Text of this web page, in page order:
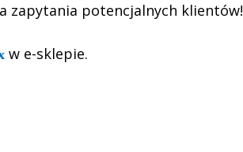
zapytania potencjalnych klientów!
w e-sklepie.